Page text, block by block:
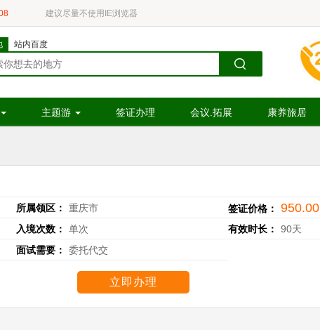
建议尽量不使用IE浏览器
站内百度
主题游 签证办理 会议.拓展 康养旅居
所属领区： 重庆市 签证价格： 950.00
入境次数： 单次 有效时长：
90天
面试需要： 委托代交
立即办理